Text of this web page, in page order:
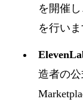
を開催
を行いま
造者の公